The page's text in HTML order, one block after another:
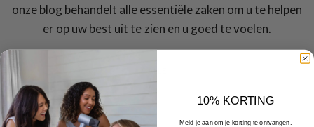
onze blog behandelt alle essentiële zaken om u te helpen
er op uw best uit te zien en u goed te voelen.
10% KORTING
Meld je aan om je korting te ontvangen.